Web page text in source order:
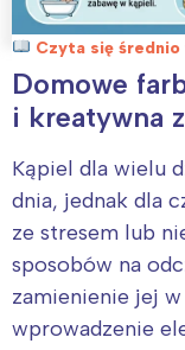
Czyta się średnio
Domowe
i kreatywna
Kąpiel dla wielu
dnia, jednak dla
ze stresem lub
sposobów na
zamienienie jej
wprowadzenie